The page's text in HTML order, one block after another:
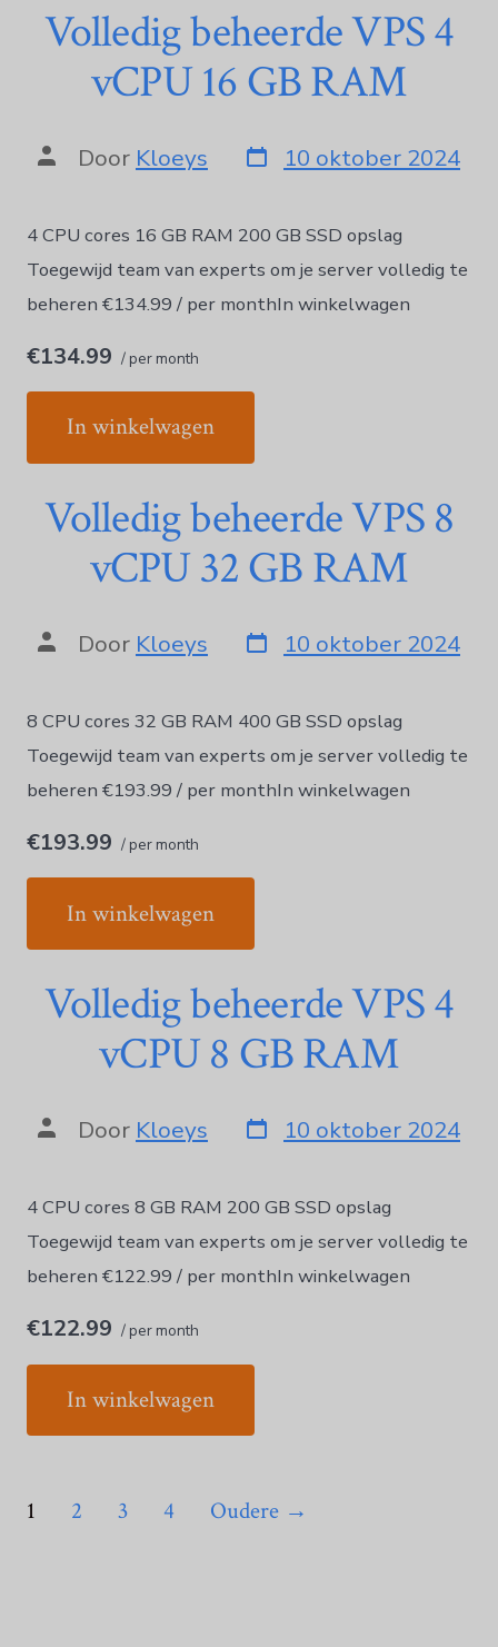
Volledig beheerde VPS 4
vCPU 16 GB RAM
Door Kloeys 10 oktober 2024
4 CPU cores 16 GB RAM 200 GB SSD opslag
Toegewijd team van experts om je server volledig te
beheren €134.99 / per monthIn winkelwagen
€134.99 / per month
In winkelwagen
Volledig beheerde VPS 8
vCPU 32 GB RAM
Door Kloeys 10 oktober 2024
8 CPU cores 32 GB RAM 400 GB SSD opslag
Toegewijd team van experts om je server volledig te
beheren €193.99 / per monthIn winkelwagen
€193.99 / per month
In winkelwagen
Volledig beheerde VPS 4
vCPU 8 GB RAM
Door Kloeys 10 oktober 2024
4 CPU cores 8 GB RAM 200 GB SSD opslag
Toegewijd team van experts om je server volledig te
beheren €122.99 / per monthIn winkelwagen
€122.99 / per month
In winkelwagen
1 2 3 4 Oudere →